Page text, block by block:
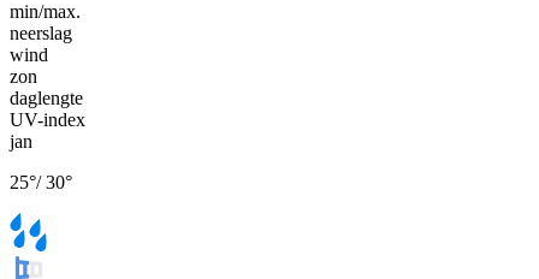
min/max.
neerslag
wind
zon
daglengte
UV-index
jan
25°/30°